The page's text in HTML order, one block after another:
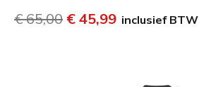
Prijs verlaagd van
€ 65,00 naar
€ 45,99 inclusief BTW